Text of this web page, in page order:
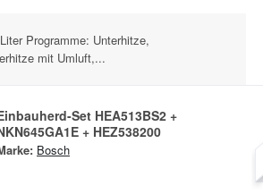
Programme: Unterhitze,
mit Umluft,...
Set HEA513BS2 +
+ HEZ538200
Bosch